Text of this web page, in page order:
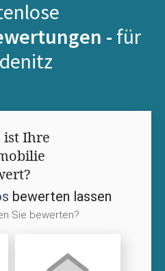
- für
ist Ihre
bewerten lassen
Sie bewerten?